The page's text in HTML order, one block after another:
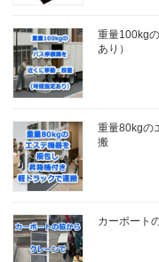
重量100kg
あり）
重量80kgの
搬
カーポート